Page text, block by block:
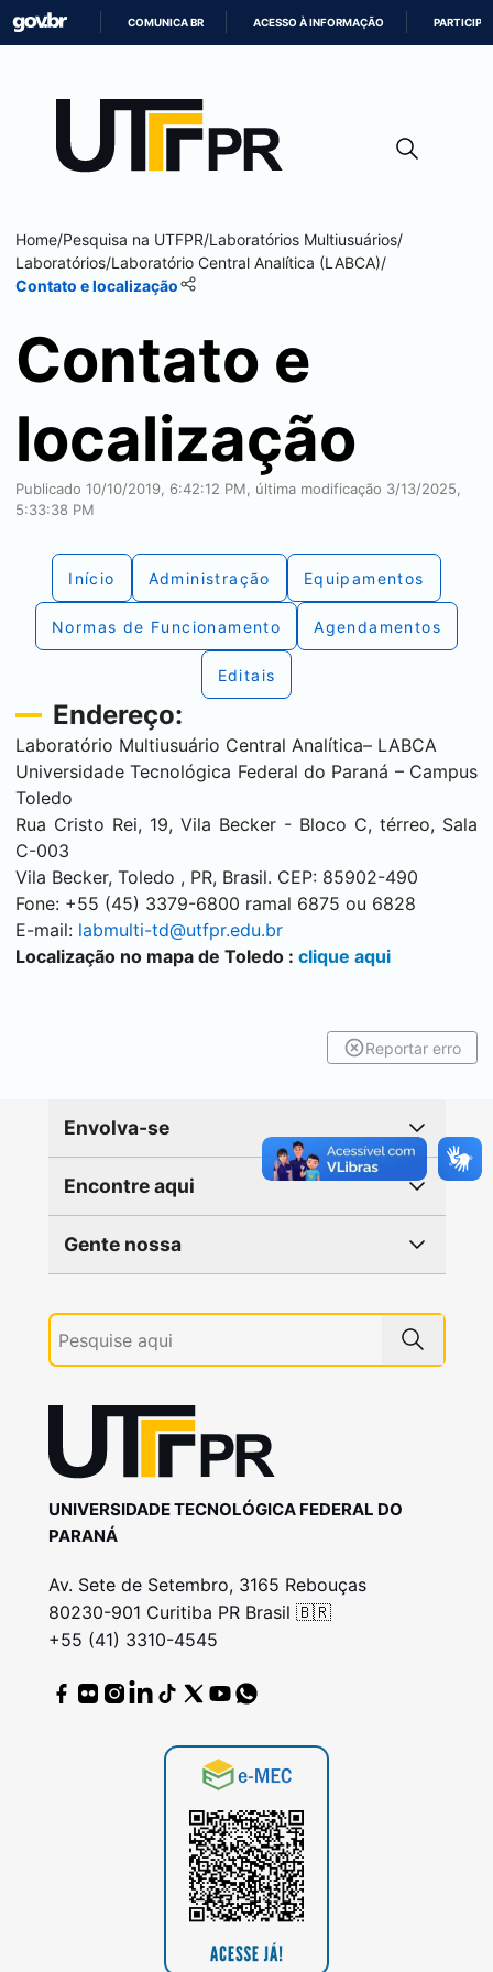
CONTEÚDO
COMUNICA BR ACESSO À INFORMAÇÃO PARTICIPE
Home/Pesquisa na UTFPR/Laboratórios Multiusuários/
Laboratórios/Laboratório Central Analítica (LABCA)/
Contato e localização
Contato e
localização
Publicado 10/10/2019, 6:42:12 PM, última modificação 3/13/2025,
5:33:38 PM
Início Administração Equipamentos
Normas de Funcionamento Agendamentos
Editais
Endereço:
Laboratório Multiusuário Central Analítica– LABCA
Universidade Tecnológica Federal do Paraná – Campus
Toledo
Rua Cristo Rei, 19, Vila Becker - Bloco C, térreo, Sala
C-003
Vila Becker, Toledo , PR, Brasil. CEP: 85902-490
Fone: +55 (45) 3379-6800 ramal 6875 ou 6828
E-mail: labmulti-td@utfpr.edu.br
Localização no mapa de Toledo : clique aqui
Reportar erro
Envolva-se
Encontre aqui
Gente nossa
UNIVERSIDADE TECNOLÓGICA FEDERAL DO
PARANÁ
Av. Sete de Setembro, 3165 Rebouças
80230-901 Curitiba PR Brasil 🇧🇷
+55 (41) 3310-4545